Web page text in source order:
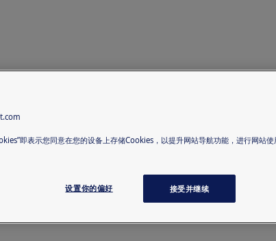
即表示您同意在您的设备上存储Cookies，以提升网站导航功能，进行网站
设置你的偏好 接受并继续